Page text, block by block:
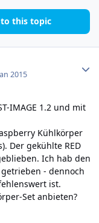
to this topic
2015
IMAGE 1.2 und mit
Kühlkörper
Der gekühlte RED
Ich hab den
- dennoch
ist.
Set anbieten?